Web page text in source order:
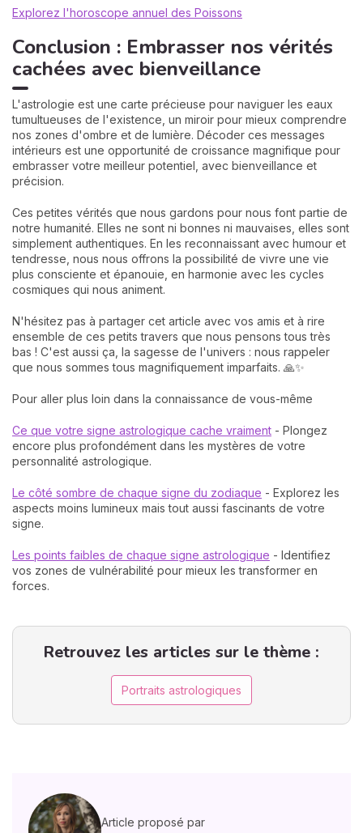
Explorez l'horoscope annuel des Poissons
Conclusion : Embrasser nos vérités
cachées avec bienveillance
L'astrologie est une carte précieuse pour naviguer les eaux
tumultueuses de l'existence, un miroir pour mieux comprendre
nos zones d'ombre et de lumière. Décoder ces messages
intérieurs est une opportunité de croissance magnifique pour
embrasser votre meilleur potentiel, avec bienveillance et
précision.
Ces petites vérités que nous gardons pour nous font partie de
notre humanité. Elles ne sont ni bonnes ni mauvaises, elles sont
simplement authentiques. En les reconnaissant avec humour et
tendresse, nous nous offrons la possibilité de vivre une vie
plus consciente et épanouie, en harmonie avec les cycles
cosmiques qui nous animent.
N'hésitez pas à partager cet article avec vos amis et à rire
ensemble de ces petits travers que nous pensons tous très
bas ! C'est aussi ça, la sagesse de l'univers : nous rappeler
que nous sommes tous magnifiquement imparfaits. 🙏✨
Pour aller plus loin dans la connaissance de vous-même
Ce que votre signe astrologique cache vraiment - Plongez
encore plus profondément dans les mystères de votre
personnalité astrologique.
Le côté sombre de chaque signe du zodiaque - Explorez les
aspects moins lumineux mais tout aussi fascinants de votre
signe.
Les points faibles de chaque signe astrologique - Identifiez
vos zones de vulnérabilité pour mieux les transformer en
forces.
Retrouvez les articles sur le thème :
Portraits astrologiques
Article proposé par